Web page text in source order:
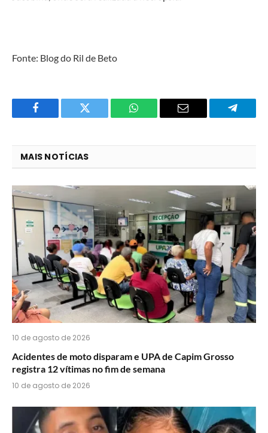
Fonte: Blog do Ril de Beto
Facebook Twitter
O
WhatsApp?
E-
MAIS NOTÍCIAS
10 de agosto de 2026
Acidentes de moto disparam e UPA de Capim Grosso
registra 12 vítimas no fim de semana
10 de agosto de 2026